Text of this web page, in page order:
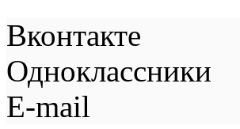
Вконтакте
Одноклассники
E-mail